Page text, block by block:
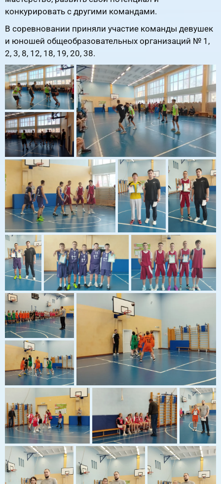
конкурировать с другими командами.
В соревновании приняли участие команды девушек
и юношей общеобразовательных организаций № 1,
2, 3, 8, 12, 18, 19, 20, 38.